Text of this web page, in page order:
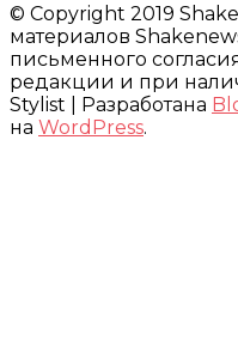
© Copyright 2019
материалов
письменного
редакции и при
Stylist | Разработана
на WordPress.